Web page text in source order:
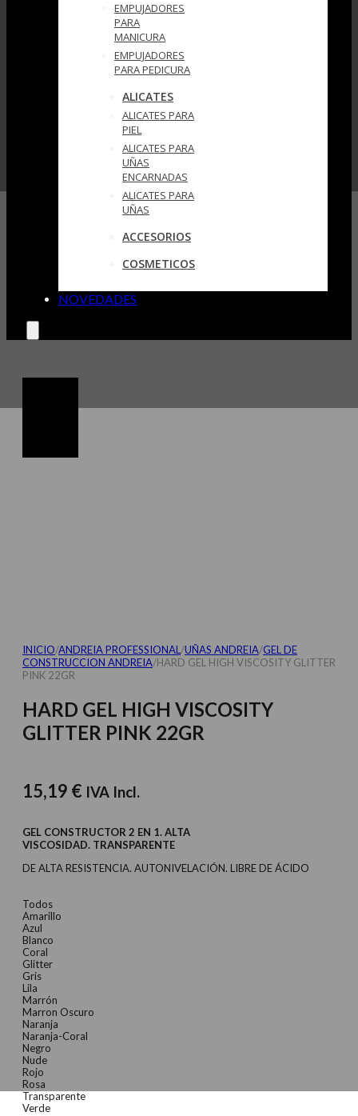
EMPUJADORES
PARA
MANICURA
EMPUJADORES
PARA PEDICURA
ALICATES
ALICATES PARA
PIEL
ALICATES PARA
UÑAS
ENCARNADAS
ALICATES PARA
UÑAS
ACCESORIOS
COSMETICOS
NOVEDADES
INICIO/ANDREIA PROFESSIONAL /UÑAS ANDREIA/GEL DE
CONSTRUCCION ANDREIA/HARD GEL HIGH VISCOSITY GLITTER
PINK 22GR
HARD GEL HIGH VISCOSITY
GLITTER PINK 22GR
15,19 € IVA Incl.
GEL CONSTRUCTOR 2 EN 1. ALTA
VISCOSIDAD. TRANSPARENTE
DE ALTA RESISTENCIA. AUTONIVELACIÓN. LIBRE DE ÁCIDO
Todos
Amarillo
Azul
Blanco
Coral
Glitter
Gris
Lila
Marrón
Marron Oscuro
Naranja
Naranja-Coral
Negro
Nude
Rojo
Rosa
Transparente
Verde